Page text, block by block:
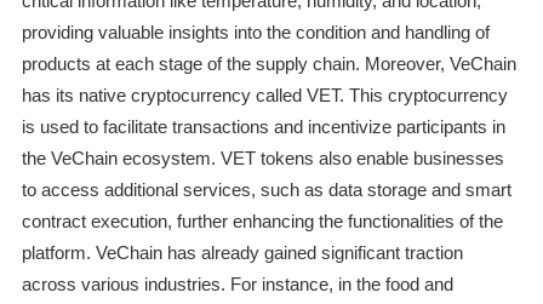
providing valuable insights into the condition and handling of
products at each stage of the supply chain. Moreover, VeChain
has its native cryptocurrency called VET. This cryptocurrency
is used to facilitate transactions and incentivize participants in
the VeChain ecosystem. VET tokens also enable businesses
to access additional services, such as data storage and smart
contract execution, further enhancing the functionalities of the
platform. VeChain has already gained significant traction
across various industries. For instance, in the food and